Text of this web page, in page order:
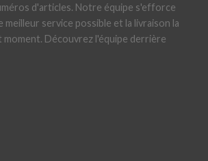
d'articles. Notre équipe s'efforce
meilleur service possible et la livraison la
moment. Découvrez l'équipe derrière